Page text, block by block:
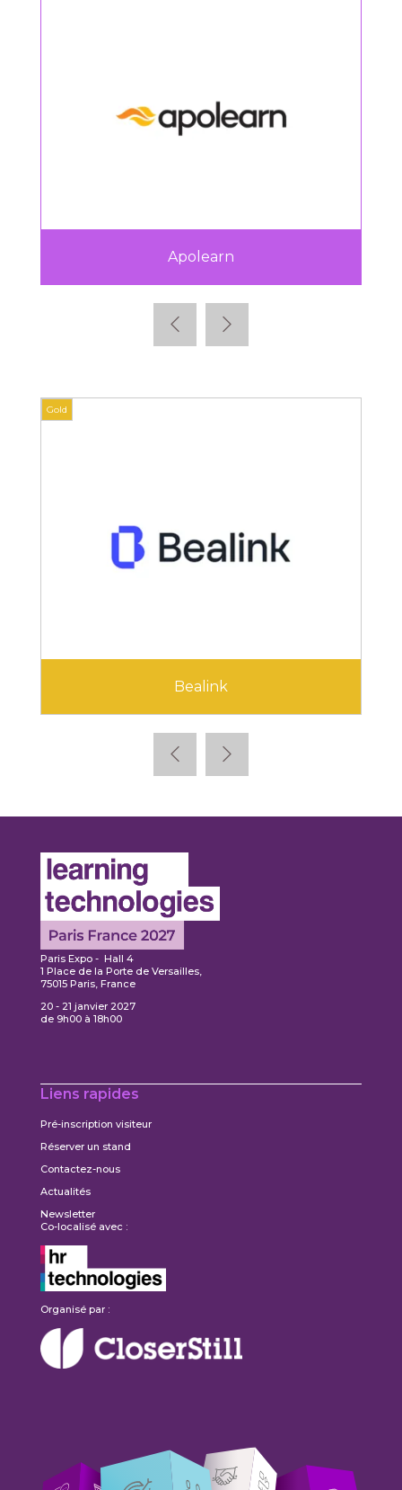
Apolearn
Gold
Bealink
Paris Expo - Hall 4
1 Place de la Porte de Versailles,
75015 Paris, France
20 - 21 janvier 2027
de 9h00 à 18h00
Liens rapides
Pré-inscription visiteur
Réserver un stand
Contactez-nous
Actualités
Newsletter
Co-localisé avec :
Organisé par :